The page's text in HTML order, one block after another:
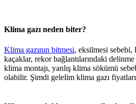
Klima gazı neden biter?
Klima gazının bitmesi, eksilmesi sebebi,
kaçaklar, rekor bağlantılarındaki
klima montajı, yanlış klima sökümü
olabilir. Şimdi gelelim klima gazı